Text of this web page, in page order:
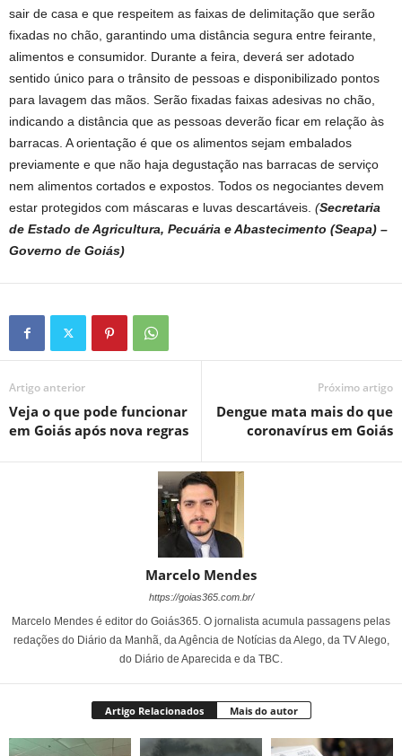
sair de casa e que respeitem as faixas de delimitação que serão
fixadas no chão, garantindo uma distância segura entre feirante,
alimentos e consumidor. Durante a feira, deverá ser adotado
sentido único para o trânsito de pessoas e disponibilizado pontos
para lavagem das mãos. Serão fixadas faixas adesivas no chão,
indicando a distância que as pessoas deverão ficar em relação às
barracas. A orientação é que os alimentos sejam embalados
previamente e que não haja degustação nas barracas de serviço
nem alimentos cortados e expostos. Todos os negociantes devem
estar protegidos com máscaras e luvas descartáveis. (Secretaria
de Estado de Agricultura, Pecuária e Abastecimento (Seapa) –
Governo de Goiás)
Artigo anterior
Veja o que pode funcionar
em Goiás após nova regras
Próximo artigo
Dengue mata mais do que
coronavírus em Goiás
Marcelo Mendes
https://goias365.com.br/
Marcelo Mendes é editor do Goiás365. O jornalista acumula passagens pelas
redações do Diário da Manhã, da Agência de Notícias da Alego, da TV Alego,
do Diário de Aparecida e da TBC.
Artigo Relacionados Mais do autor